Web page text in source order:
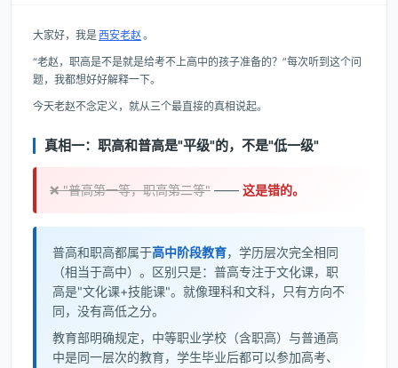
大家好，我是西安老赵 。
“老赵，职高是不是就是给考不上高中的孩子准备的？”每次听到这个问
题，我都想好好解释一下。
今天老赵不念定义，就从三个最直接的真相说起。
真相一：职高和普高是"平级"的，不是"低一级"
❌ "普高第一等，职高第二等" —— 这是错的。
普高和职高都属于高中阶段教育，学历层次完全相同
（相当于高中）。区别只是：普高专注于文化课，职
高是"文化课+技能课"。就像理科和文科，只有方向不
同，没有高低之分。
教育部明确规定，中等职业学校（含职高）与普通高
中是同一层次的教育，学生毕业后都可以参加高考、